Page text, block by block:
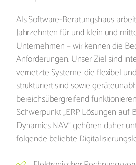
Als Software-Beratungshaus
Jahrzehnten für und klein und
Unternehmen – wir kennen die
Anforderungen. Unser Ziel sind
vernetzte Systeme, die flexibel
strukturiert sind sowie
bereichsübergreifend
Schwerpunkt „ERP Lösungen auf
Dynamics NAV“ gehören daher
folgende beliebte